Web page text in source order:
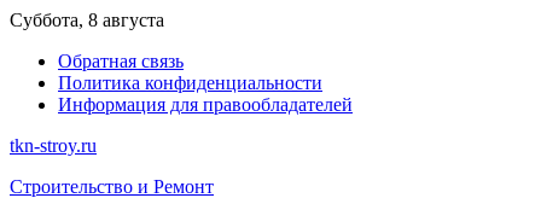
Перейти
содержимому
Суббота, 8 августа
Обратная связь
Политика конфиденциальности
Информация для правообладателей
tkn-stroy.ru
Строительство и Ремонт